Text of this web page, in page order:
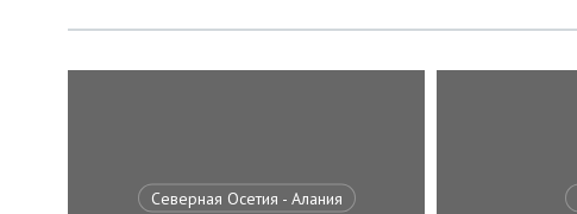
Северная Осетия - Алания